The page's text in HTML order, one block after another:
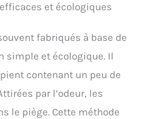
et écologiques
fabriqués à base de
simple et écologique. Il
contenant un peu de
par l’odeur, les
le piège. Cette méthode